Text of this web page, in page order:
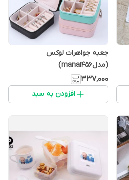
جعبه جواهرات لوکس
(مدلmana1456)
۳۳۷٬۰۰۰
افزودن به سبد